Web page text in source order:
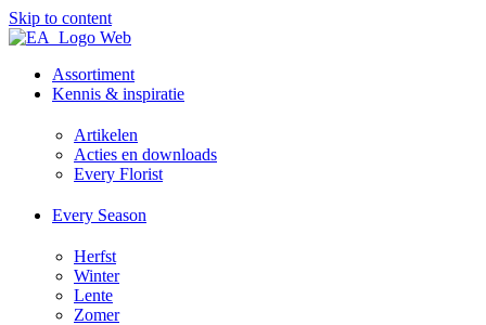
Skip to content
Assortiment
Kennis & inspiratie
Artikelen
Acties en downloads​
Every Florist
Every Season
Herfst
Winter
Lente
Zomer